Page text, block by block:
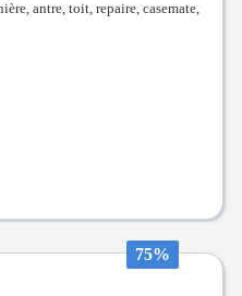
antre, toit, repaire, casemate,
75%